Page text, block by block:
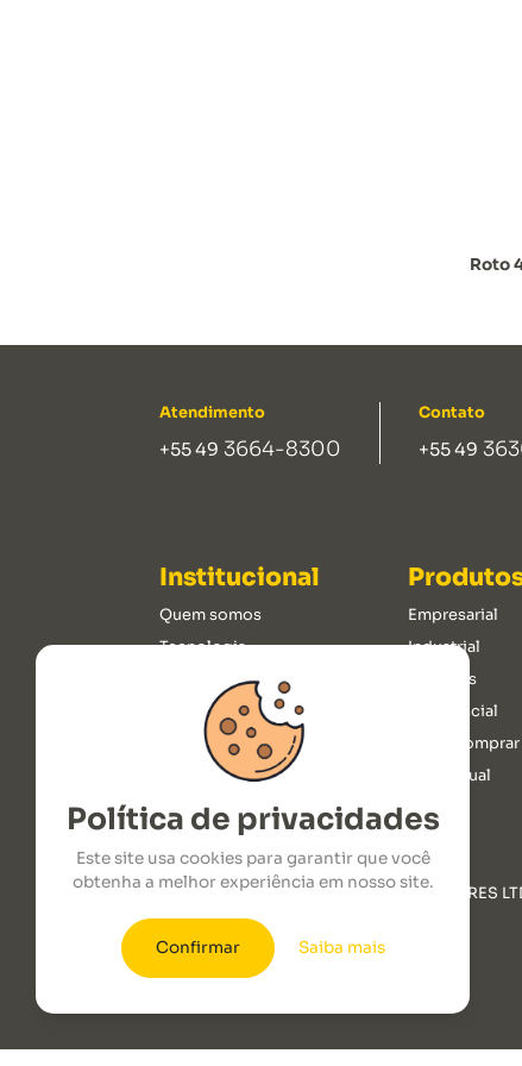
Roto
Atendimento
+55 49 3664-8300
Contato
+55 49
Institucional
Quem somos
Tecnologia
Trabalhe conosco
Área do representante
Webmail
Empresarial
Industrial
Portáteis
Residencial
Onde comprar
Loja virtual
ROTOPLAST INDUSTRIA DE CLIMATIZADORES
CNPJ: 09.176.237/0001-00.
2026 © Todos os Direitos Reservados
Política de privacidades
Este site usa cookies para garantir que você
obtenha a melhor experiência em nosso site.
Confirmar Saiba mais